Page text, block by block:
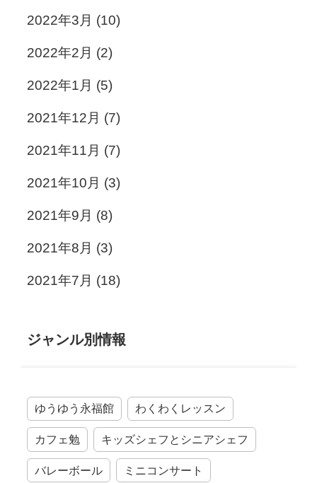
2022年3月 (10)
2022年2月 (2)
2022年1月 (5)
2021年12月 (7)
2021年11月 (7)
2021年10月 (3)
2021年9月 (8)
2021年8月 (3)
2021年7月 (18)
ジャンル別情報
ゆうゆう永福館 わくわくレッスン
カフェ勉 キッズシェフとシニアシェフ
バレーボール ミニコンサート